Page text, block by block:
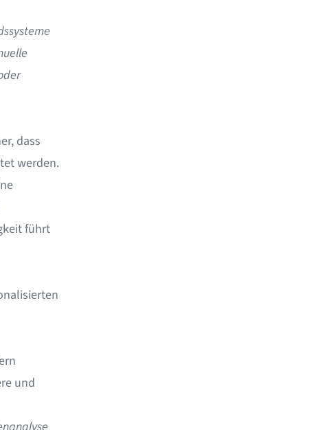
dass
werden.
führt
und